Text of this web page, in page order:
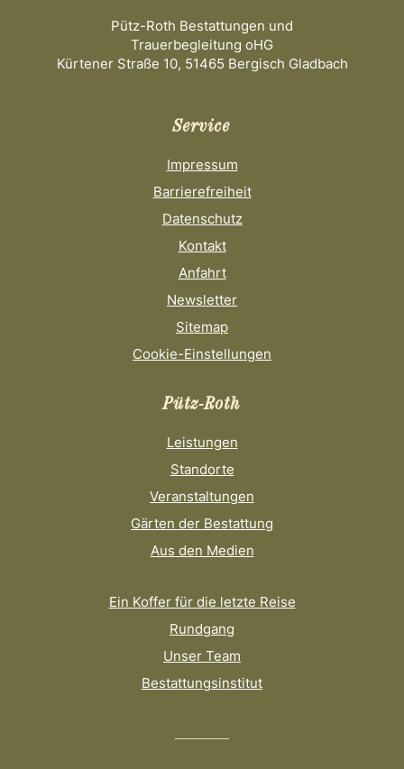
Pütz-Roth Bestattungen und
Trauerbegleitung oHG
Kürtener Straße 10, 51465 Bergisch Gladbach
Service
Impressum
Barrierefreiheit
Datenschutz
Kontakt
Anfahrt
Newsletter
Sitemap
Cookie-Einstellungen
Pütz-Roth
Leistungen
Standorte
Veranstaltungen
Gärten der Bestattung
Aus den Medien
Ein Koffer für die letzte Reise
Rundgang
Unser Team
Bestattungsinstitut